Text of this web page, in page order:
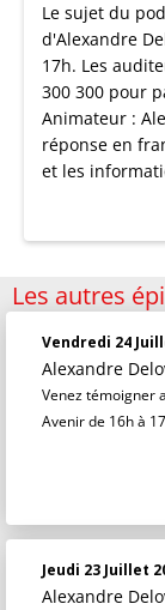
Le sujet du
d'Alexandre
17h. Les
300 300 pour
Animateur :
réponse en
et les
Les autres
Vendredi 24
Alexandre
Venez témoigner
Avenir de 16h à
Jeudi 23 Juillet
Alexandre